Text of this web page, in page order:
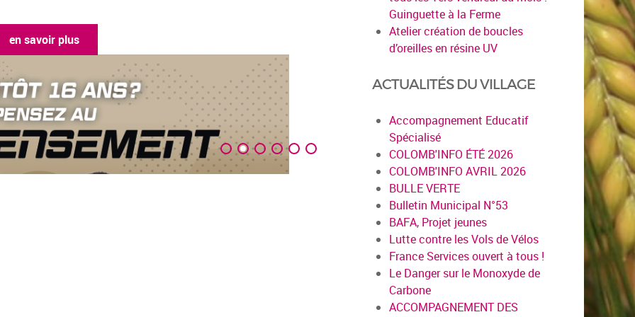
plus en savoir
Guinguette à la Ferme
Atelier création de boucles
d’oreilles en résine UV
ACTUALITÉS DU VILLAGE
Accompagnement Educatif
Spécialisé
COLOMB'INFO ÉTÉ 2026
COLOMB'INFO AVRIL 2026
BULLE VERTE
Bulletin Municipal N°53
BAFA, Projet jeunes
Lutte contre les Vols de Vélos
France Services ouvert à tous !
Le Danger sur le Monoxyde de
Carbone
ACCOMPAGNEMENT DES